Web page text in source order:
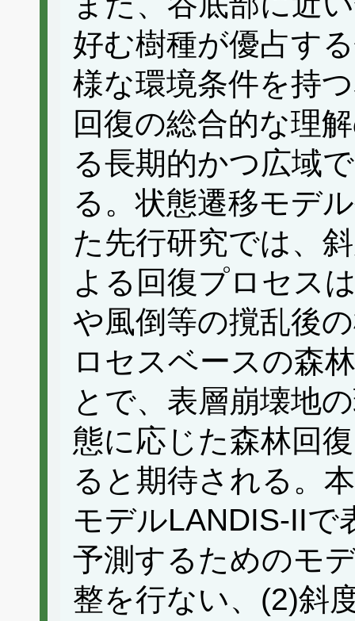
好む樹種が優占す
様な環境条件を持
回復の総合的な理
る長期的かつ広域
る。状態遷移モデ
た先行研究では、
よる回復プロセス
や風倒等の撹乱後
ロセスベースの森
とで、表層崩壊地
態に応じた森林回
ると期待される。
モデルLANDIS-IIで
予測するためのモ
整を行ない、(2)斜